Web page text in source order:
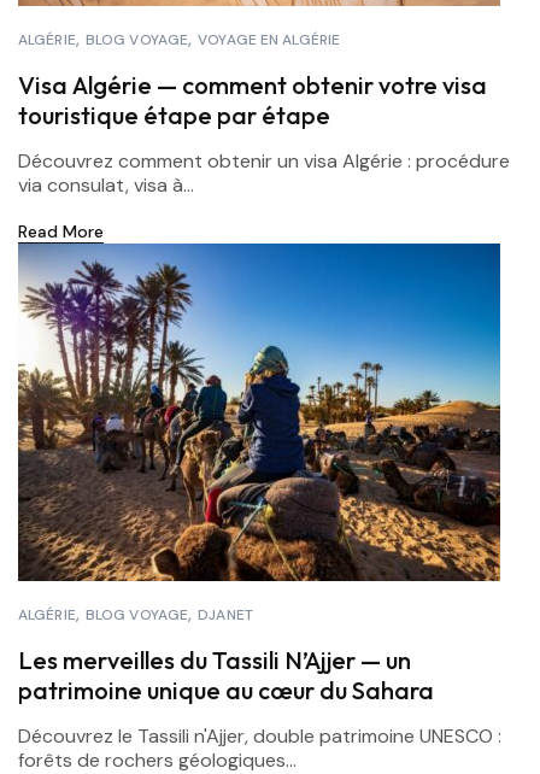
ALGÉRIE BLOG VOYAGE VOYAGE EN ALGÉRIE
Visa Algérie — comment obtenir votre visa
touristique étape par étape
Découvrez comment obtenir un visa Algérie : procédure
via consulat, visa à...
Read More
ALGÉRIE BLOG VOYAGE DJANET
Les merveilles du Tassili N’Ajjer — un
patrimoine unique au cœur du Sahara
Découvrez le Tassili n'Ajjer, double patrimoine UNESCO :
forêts de rochers géologiques...